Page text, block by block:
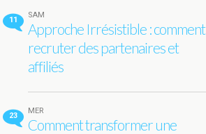
11
SAM
Approche Irrésistible : comment
recruter des partenaires et
affiliés
23
MER
Comment transformer une